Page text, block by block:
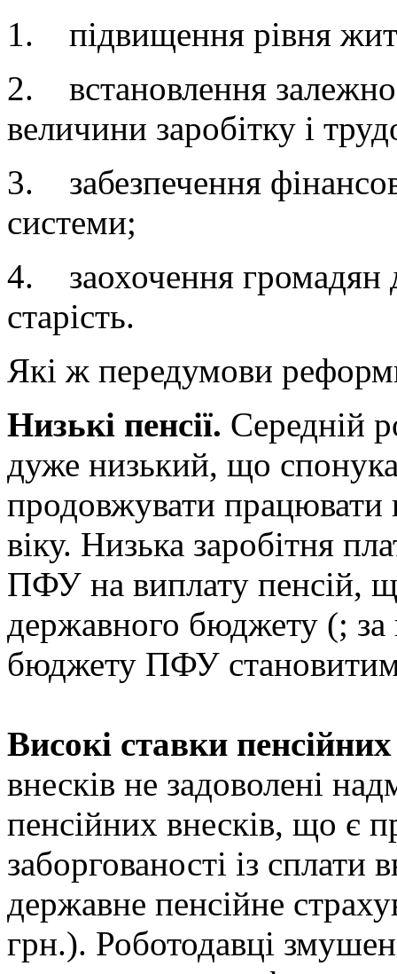
1. підвищення рівня
2. встановлення
величини заробітку і
3. забезпечення
системи;
4. заохочення громадян
старість.
Які ж передумови
Низькі пенсії. Середній
дуже низький, що
продовжувати працювати
віку. Низька заробітня
ПФУ на виплату пенсій,
державного бюджету (;
бюджету ПФУ
Високі ставки
внесків не задоволені
пенсійних внесків, що є
заборгованості із сплати
державне пенсійне
грн.). Роботодавці